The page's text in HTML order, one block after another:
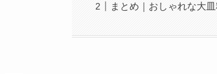
まとめ｜おしゃれな大